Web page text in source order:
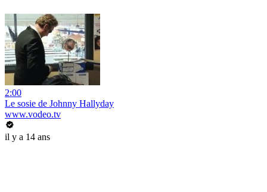
2:00
Le sosie de Johnny Hallyday
www.vodeo.tv
il y a 14 ans